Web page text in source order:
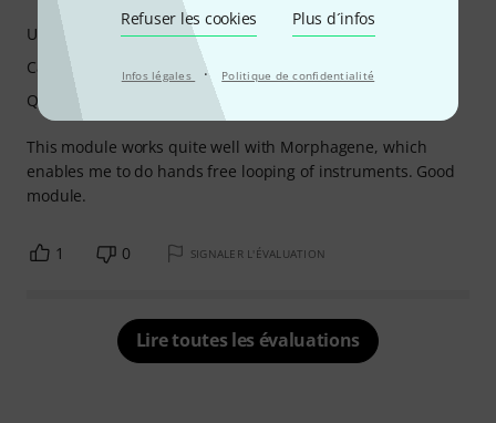
Refuser les cookies Plus d´infos
Infos légales · Politique de confidentialité
This module works quite well with Morphagene, which
enables me to do hands free looping of instruments. Good
module.
Utilisation
Caractéristiques
Qualité de fabrication
1 0 SIGNALER L'ÉVALUATION
Lire toutes les évaluations